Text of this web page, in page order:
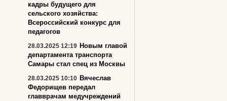
кадры будущего для
сельского хозяйства:
Всероссийский конкурс для
педагогов
28.03.2025 12:19 Новым главой
департамента транспорта
Самары стал спец из Москвы
28.03.2025 10:10 Вячеслав
Федорищев передал
главврачам медучреждений